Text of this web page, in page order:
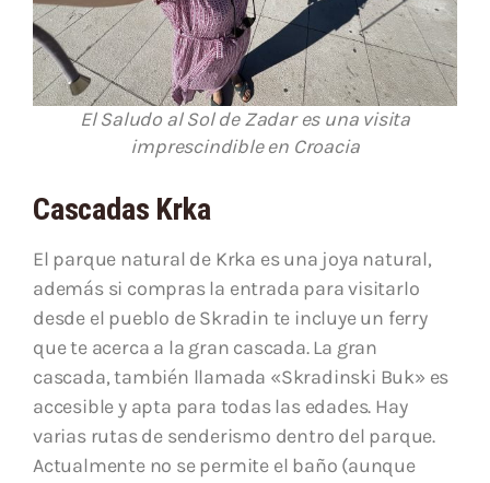
El Saludo al Sol de Zadar es una visita
imprescindible en Croacia
Cascadas Krka
El parque natural de Krka es una joya natural,
además si compras la entrada para visitarlo
desde el pueblo de Skradin te incluye un ferry
que te acerca a la gran cascada. La gran
cascada, también llamada «Skradinski Buk» es
accesible y apta para todas las edades. Hay
varias rutas de senderismo dentro del parque.
Actualmente no se permite el baño (aunque